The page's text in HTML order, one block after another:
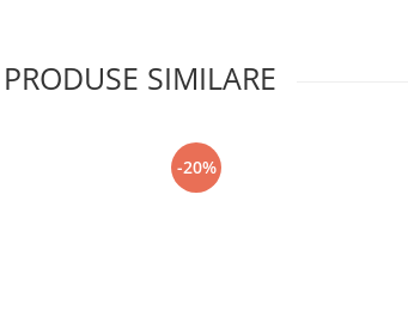
PRODUSE SIMILARE
-20%